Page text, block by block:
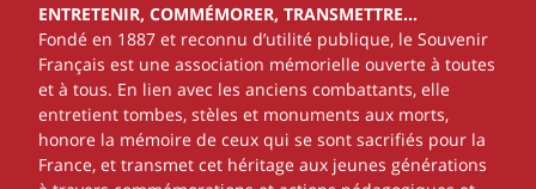
ENTRETENIR, COMMÉMORER, TRANSMETTRE…
Fondé en 1887 et reconnu d’utilité publique, le Souvenir
Français est une association mémorielle ouverte à toutes
et à tous. En lien avec les anciens combattants, elle
entretient tombes, stèles et monuments aux morts,
honore la mémoire de ceux qui se sont sacrifiés pour la
France, et transmet cet héritage aux jeunes générations